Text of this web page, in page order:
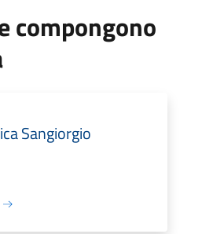
compongono
Sangiorgio